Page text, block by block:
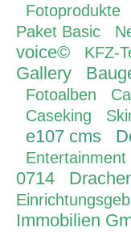
Fotoprodukte
Paket Basic
voice© KFZ-
Gallery
Fotoalben
Caseking
e107 cms
Entertainment
0714
Immobilien